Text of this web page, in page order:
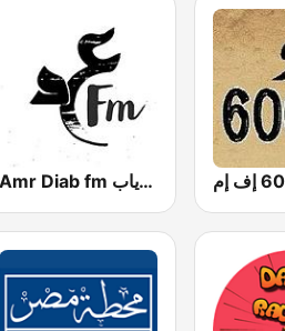
Amr Diab fm عمرو دياب